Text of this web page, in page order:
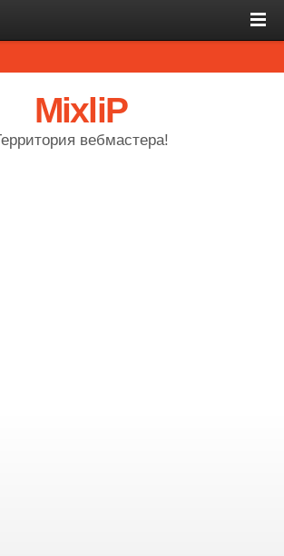
MixliP
вебмастера!